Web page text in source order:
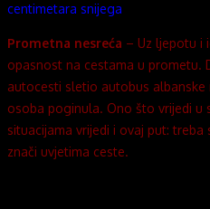
centimetara snijega
Prometna nesreća – Uz ljepotu i
opasnost na cestama u prometu.
autocesti sletio autobus
osoba poginula. Ono što vrijedi u
situacijama vrijedi i ovaj put:
znači uvjetima ceste.